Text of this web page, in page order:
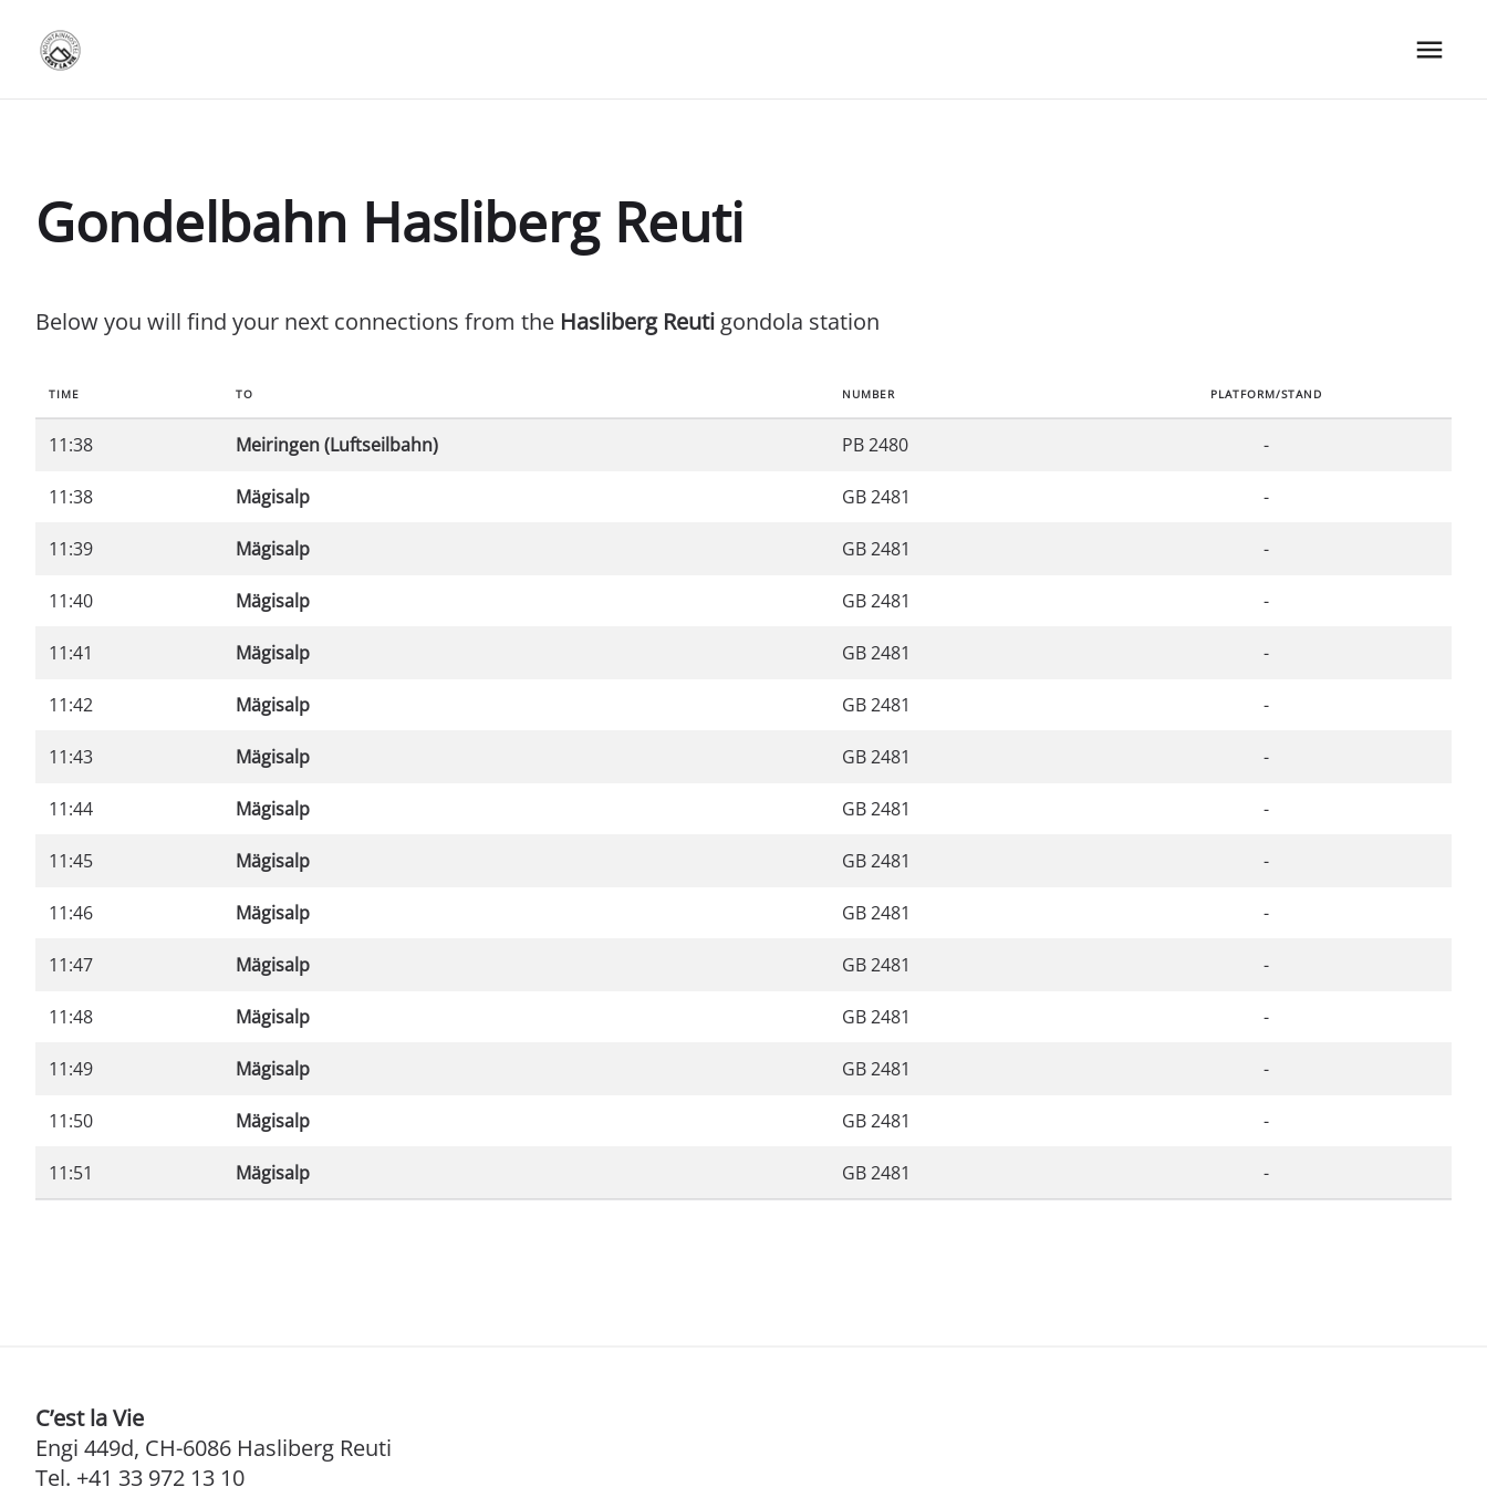
Gondelbahn Hasliberg Reuti
Below you will find your next connections from the Hasliberg Reuti gondola station
TIME TO NUMBER PLATFORM/STAND
11:38 Meiringen (Luftseilbahn) PB 2480 -
11:38 Mägisalp GB 2481 -
11:39 Mägisalp GB 2481 -
11:40 Mägisalp GB 2481 -
11:41 Mägisalp GB 2481 -
11:42 Mägisalp GB 2481 -
11:43 Mägisalp GB 2481 -
11:44 Mägisalp GB 2481 -
11:45 Mägisalp GB 2481 -
11:46 Mägisalp GB 2481 -
11:47 Mägisalp GB 2481 -
11:48 Mägisalp GB 2481 -
11:49 Mägisalp GB 2481 -
11:50 Mägisalp GB 2481 -
11:51 Mägisalp GB 2481 -
C’est la Vie
Engi 449d, CH-6086 Hasliberg Reuti
Tel. +41 33 972 13 10